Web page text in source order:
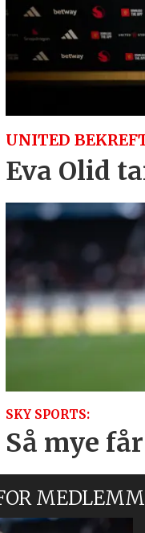
UNITED
Eva Olid
SKY SPORTS:
Så mye